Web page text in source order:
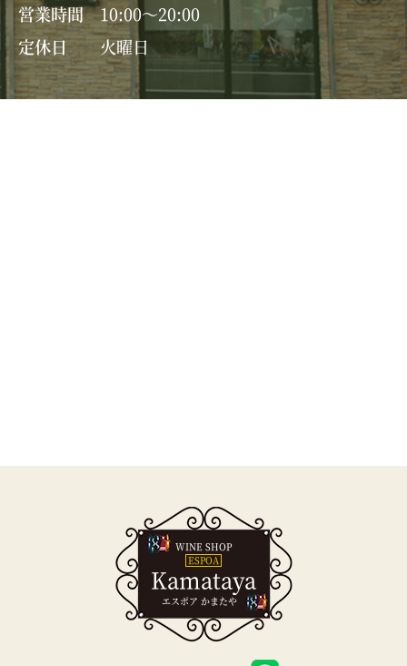
営業時間
10:00～20:00
定休日
火曜日
WINE SHOP
ESPOA
Kamataya
エスポア かまたや